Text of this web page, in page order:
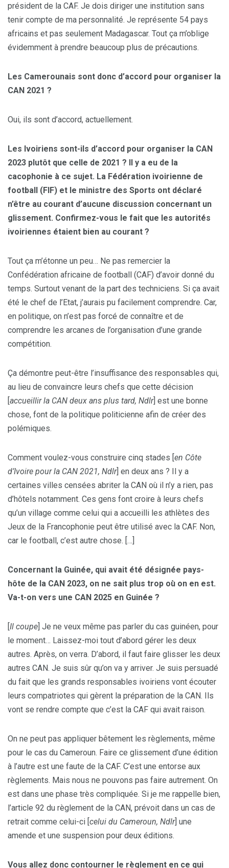
président de la CAF. Je dois diriger une institution sans
tenir compte de ma personnalité. Je représente 54 pays
africains et pas seulement Madagascar. Tout ça m’oblige
évidemment à prendre beaucoup plus de précautions.
Les Camerounais sont donc d’accord pour organiser la
CAN 2021 ?
Oui, ils sont d’accord, actuellement.
Les Ivoiriens sont-ils d’accord pour organiser la CAN
2023 plutôt que celle de 2021 ? Il y a eu de la
cacophonie à ce sujet. La Fédération ivoirienne de
football (FIF) et le ministre des Sports ont déclaré
n’être au courant d’aucune discussion concernant un
glissement. Confirmez-vous le fait que les autorités
ivoiriennes étaient bien au courant ?
Tout ça m’étonne un peu… Ne pas remercier la
Confédération africaine de football (CAF) d’avoir donné du
temps. Surtout venant de la part des techniciens. Si ça avait
été le chef de l’Etat, j’aurais pu facilement comprendre. Car,
en politique, on n’est pas forcé de connaître et de
comprendre les arcanes de l’organisation d’une grande
compétition.
Ça démontre peut-être l’insuffisance des responsables qui,
au lieu de convaincre leurs chefs que cette décision
[accueillir la CAN deux ans plus tard, Ndlr] est une bonne
chose, font de la politique politicienne afin de créer des
polémiques.
Comment voulez-vous construire cinq stades [en Côte
d’Ivoire pour la CAN 2021, Ndlr] en deux ans ? Il y a
certaines villes censées abriter la CAN où il n’y a rien, pas
d’hôtels notamment. Ces gens font croire à leurs chefs
qu’un village comme celui qui a accueilli les athlètes des
Jeux de la Francophonie peut être utilisé avec la CAF. Non,
car le football, c’est autre chose. […]
Concernant la Guinée, qui avait été désignée pays-
hôte de la CAN 2023, on ne sait plus trop où on en est.
Va-t-on vers une CAN 2025 en Guinée ?
[Il coupe] Je ne veux même pas parler du cas guinéen, pour
le moment… Laissez-moi tout d’abord gérer les deux
autres. Après, on verra. D’abord, il faut faire glisser les deux
autres CAN. Je suis sûr qu’on va y arriver. Je suis persuadé
du fait que les grands responsables ivoiriens vont écouter
leurs compatriotes qui gèrent la préparation de la CAN. Ils
vont se rendre compte que c’est la CAF qui avait raison.
On ne peut pas appliquer bêtement les règlements, même
pour le cas du Cameroun. Faire ce glissement d’une édition
à l’autre est une faute de la CAF. C’est une entorse aux
règlements. Mais nous ne pouvons pas faire autrement. On
est dans une phase très compliquée. Si je me rappelle bien,
l’article 92 du règlement de la CAN, prévoit dans un cas de
retrait comme celui-ci [celui du Cameroun, Ndlr] une
amende et une suspension pour deux éditions.
Vous allez donc contourner le règlement en ce qui